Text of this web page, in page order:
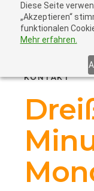
Diese Seite
„Akzeptieren“
funktionalen
Mehr erfahren.
KONTAKT